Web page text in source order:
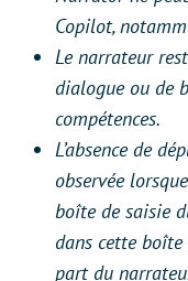
Copilot,
Le narrateur
dialogue ou de
compétences.
L’absence de
observée
boîte de saisie
dans cette
part du